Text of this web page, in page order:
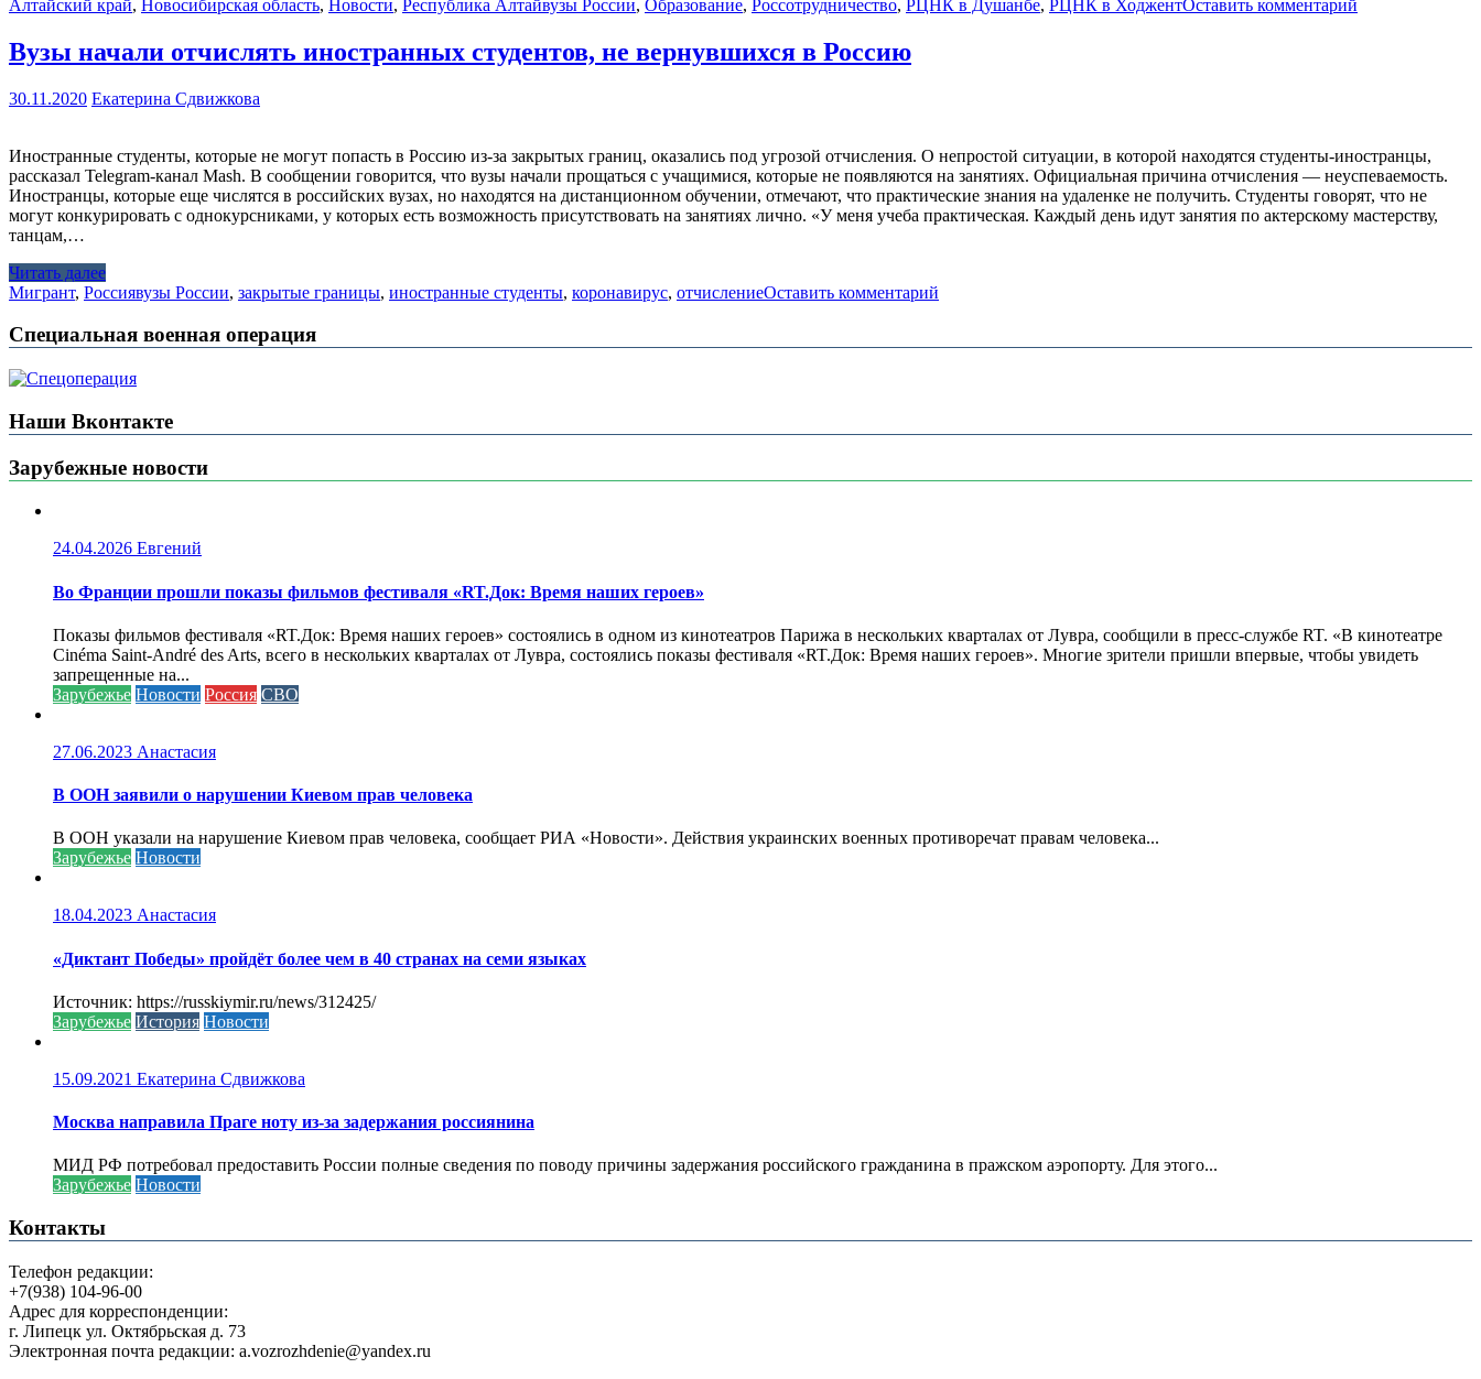
Алтайский край, Новосибирская область, Новости, Республика Алтайвузы России, Образование, Россотрудничество, РЦНК в Душанбе, РЦНК в ХоджентОставить комментарий
Вузы начали отчислять иностранных студентов, не вернувшихся в Россию
30.11.2020 Екатерина Сдвижкова
Иностранные студенты, которые не могут попасть в Россию из-за закрытых границ, оказались под угрозой отчисления. О непростой ситуации, в которой находятся студенты-иностранцы,
рассказал Telegram-канал Mash. В сообщении говорится, что вузы начали прощаться с учащимися, которые не появляются на занятиях. Официальная причина отчисления — неуспеваемость.
Иностранцы, которые еще числятся в российских вузах, но находятся на дистанционном обучении, отмечают, что практические знания на удаленке не получить. Студенты говорят, что не
могут конкурировать с однокурсниками, у которых есть возможность присутствовать на занятиях лично. «У меня учеба практическая. Каждый день идут занятия по актерскому мастерству,
танцам,…
Читать далее
Мигрант, Россиявузы России, закрытые границы, иностранные студенты, коронавирус, отчислениеОставить комментарий
Специальная военная операция
Наши Вконтакте
Зарубежные новости
24.04.2026 Евгений
Во Франции прошли показы фильмов фестиваля «RT.Док: Время наших героев»
Показы фильмов фестиваля «RT.Док: Время наших героев» состоялись в одном из кинотеатров Парижа в нескольких кварталах от Лувра, сообщили в пресс-службе RT. «В кинотеатре
Cinéma Saint-André des Arts, всего в нескольких кварталах от Лувра, состоялись показы фестиваля «RT.Док: Время наших героев». Многие зрители пришли впервые, чтобы увидеть
запрещенные на...
Зарубежье Новости Россия СВО
27.06.2023 Анастасия
В ООН заявили о нарушении Киевом прав человека
В ООН указали на нарушение Киевом прав человека, сообщает РИА «Новости». Действия украинских военных противоречат правам человека...
Зарубежье Новости
18.04.2023 Анастасия
«Диктант Победы» пройдёт более чем в 40 странах на семи языках
Источник: https://russkiymir.ru/news/312425/
Зарубежье История Новости
15.09.2021 Екатерина Сдвижкова
Москва направила Праге ноту из-за задержания россиянина
МИД РФ потребовал предоставить России полные сведения по поводу причины задержания российского гражданина в пражском аэропорту. Для этого...
Зарубежье Новости
Контакты
Телефон редакции:
+7(938) 104-96-00
Адрес для корреспонденции:
г. Липецк ул. Октябрьская д. 73
Электронная почта редакции: a.vozrozhdenie@yandex.ru